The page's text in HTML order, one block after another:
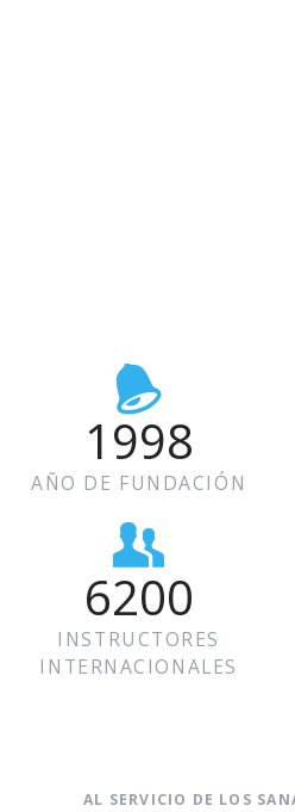
1998
AÑO DE FUNDACIÓN
6200
INSTRUCTORES
INTERNACIONALES
AL SERVICIO DE LOS